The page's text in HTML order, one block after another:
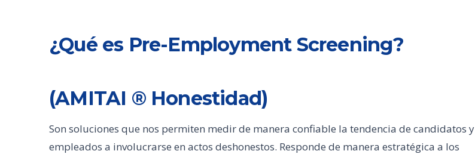
¿Qué es Pre-Employment Screening?
(AMITAI ® Honestidad)
Son soluciones que nos permiten medir de manera confiable la tendencia de candidatos y
empleados a involucrarse en actos deshonestos. Responde de manera estratégica a los